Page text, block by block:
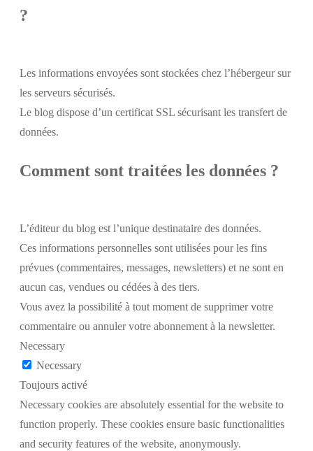
?
Les informations envoyées sont stockées chez l’hébergeur sur
les serveurs sécurisés.
Le blog dispose d’un certificat SSL sécurisant les transfert de
données.
Comment sont traitées les données ?
L’éditeur du blog est l’unique destinataire des données.
Ces informations personnelles sont utilisées pour les fins
prévues (commentaires, messages, newsletters) et ne sont en
aucun cas, vendues ou cédées à des tiers.
Vous avez la possibilité à tout moment de supprimer votre
commentaire ou annuler votre abonnement à la newsletter.
Necessary
Necessary
Toujours activé
Necessary cookies are absolutely essential for the website to
function properly. These cookies ensure basic functionalities
and security features of the website, anonymously.